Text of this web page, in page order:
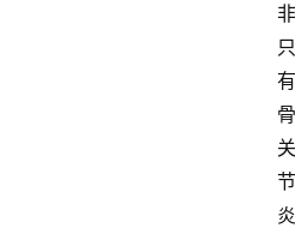
非
只
有
骨
关
节
炎